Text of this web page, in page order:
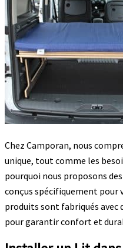
Chez Camporan, nous
unique, tout comme les
pourquoi nous proposons
conçus spécifiquement pour
produits sont fabriqués avec
pour garantir confort et